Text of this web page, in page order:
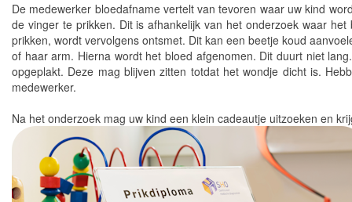
De medewerker bloedafname vertelt van tevoren waar uw kind
de vinger te prikken. Dit is afhankelijk van het onderzoek waar
prikken, wordt vervolgens ontsmet. Dit kan een beetje koud
of haar arm. Hierna wordt het bloed afgenomen. Dit duurt niet
opgeplakt. Deze mag blijven zitten totdat het wondje dicht is.
medewerker.
Na het onderzoek mag uw kind een klein cadeautje uitzoeken en